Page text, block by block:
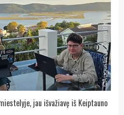
jau išvažiavę iš Keiptauno